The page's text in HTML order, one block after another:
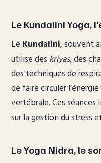
Le Kundalini Yoga,
Le Kundalini, souvent
utilise des kriyas, des
des techniques de
de faire circuler
vertébrale. Ces
sur la gestion du stress
Le Yoga Nidra, le